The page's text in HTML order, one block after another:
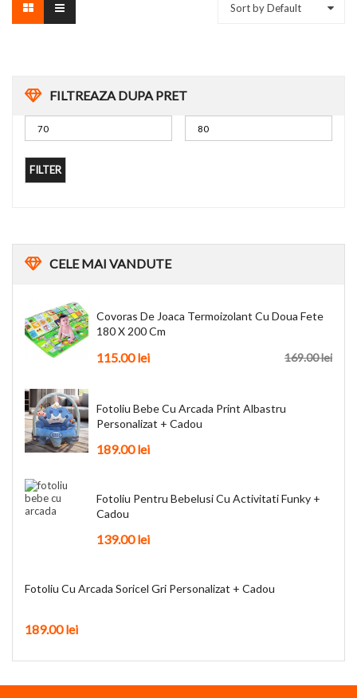
FILTREAZA DUPA PRET
FILTER
CELEMAI VANDUTE
Covoras De Joaca Termoizolant Cu Doua Fete
180 X 200 Cm
169.00lei
115.00lei
Fotoliu Bebe Cu Arcada Print Albastru
Personalizat + Cadou
189.00lei
Fotoliu Pentru Bebelusi Cu Activitati Funky +
Cadou
139.00lei
Fotoliu Cu Arcada Soricel Gri Personalizat + Cadou
189.00lei
Sort by Default